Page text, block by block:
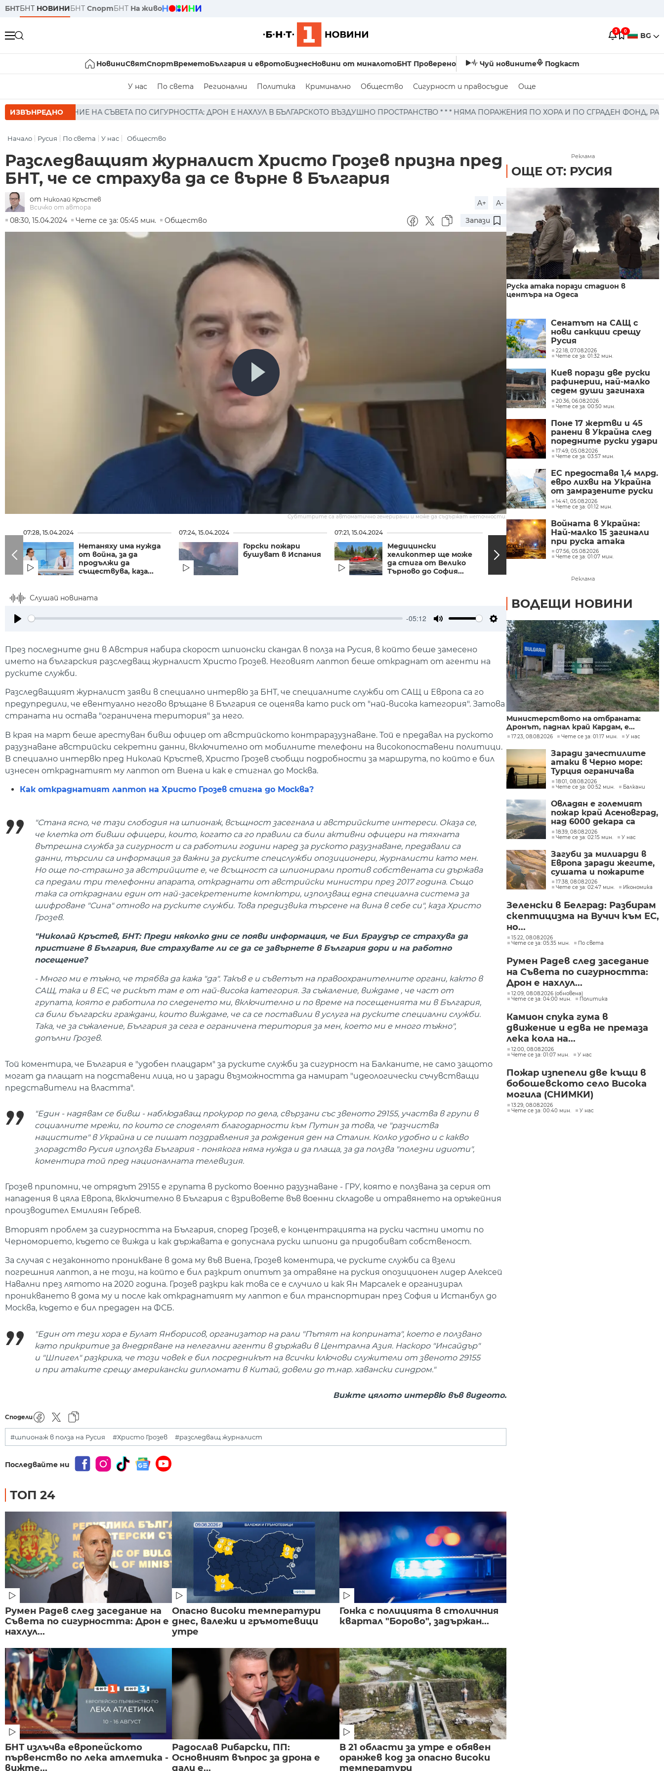
БНТБНТ НОВИНИБНТ СпортБНТ На живо
3 0 BG
НовиниСвятСпортВреметоБългария и евротоБизнесНовини от миналотоБНТ Проверено Чуй новините Подкаст
У нас По света Регионални Политика Криминално Общество Сигурност и правосъдие Още
ИЗВЪНРЕДНО
СЪВЕТА ПО СИГУРНОСТТА: ДРОН Е НАХЛУЛ В БЪЛГАРСКОТО ВЪЗДУШНО ПРОСТРАНСТВО * * * НЯМА ПОРАЖЕНИЯ ПО ХОРА И ПО СГРАДЕН ФОНД, РАЙОНЪТ Е ОТЦЕПЕН,
Начало Русия По света У нас Общество
Разследващият журналист Христо Грозев призна пред
БНТ, че се страхува да се върне в България
от Николай Кръстев
Всичко от автора
A+
A-
08:30, 15.04.2024
Чете се за: 05:45 мин. Общество Запази
Субтитрите са автоматично генерирани и може да съдържат неточности.
07:28, 15.04.2024
Нетаняху има нужда
от война, за да
продължи да
съществува, каза...
07:24, 15.04.2024
Горски пожари
бушуват в Испания
07:21, 15.04.2024
Медицински
хеликоптер ще може
да стига от Велико
Търново до София...
07:12, 15.04.2024
Разказ от първо лице:
Какви са страховете
Слушай новината
-05:12
Settings
През последните дни в Австрия набира скорост шпионски скандал в полза на Русия, в който беше замесено
името на българския разследващ журналист Христо Грозев. Неговият лаптоп беше откраднат от агенти на
руските служби.
Разследващият журналист заяви в специално интервю за БНТ, че специалните служби от САЩ и Европа са го
предупредили, че евентуално негово връщане в България се оценява като риск от "най-висока категория". Затова
страната ни остава "ограничена територия" за него.
В края на март беше арестуван бивш офицер от австрийското контраразузнаване. Той е предавал на руското
разузнаване австрийски секретни данни, включително от мобилните телефони на високопоставени политици.
В специално интервю пред Николай Кръстев, Христо Грозев съобщи подробности за маршрута, по който е бил
изнесен откраднатият му лаптоп от Виена и как е стигнал до Москва.
Как откраднатият лаптоп на Христо Грозев стигна до Москва?
"Стана ясно, че тази слободия на шпионаж, всъщност засегнала и австрийските интереси. Оказа се,
че клетка от бивши офицери, които, когато са го правили са били активни офицери на тяхната
вътрешна служба за сигурност и са работили години наред за руското разузнаване, предавали са
данни, търсили са информация за важни за руските спецслужби опозиционери, журналисти като мен.
Но още по-страшно за австрийците е, че всъщност са шпионирали против собствената си държава
са предали три телефонни апарата, откраднати от австрийски министри през 2017 година. Също
така са откраднали един от най-засекретените компютри, използващ една специална система за
шифроване "Сина" отново на руските служби. Това предизвика търсене на вина в себе си", каза Христо
Грозев.
"Николай Кръстев, БНТ: Преди няколко дни се появи информация, че Бил Браудър се страхува да
пристигне в България, вие страхувате ли се да се завърнете в България дори и на работно
посещение?
- Много ми е тъжно, че трябва да кажа "да". Такъв е и съветът на правоохранителните органи, както в
САЩ, така и в ЕС, че рискът там е от най-висока категория. За съжаление, виждаме , че част от
групата, която е работила по следенето ми, включително и по време на посещенията ми в България,
са били български граждани, които виждаме, че са се поставили в услуга на руските специални служби.
Така, че за съжаление, България за сега е ограничена територия за мен, което ми е много тъжно",
допълни Грозев.
Той коментира, че България е "удобен плацдарм" за руските служби за сигурност на Балканите, не само защото
могат да плащат на подставени лица, но и заради възможността да намират "идеологически съчувстващи
представители на властта".
"Един - надявам се бивш - наблюдаващ прокурор по дела, свързани със звеното 29155, участва в групи в
социалните мрежи, по които се споделят благодарности към Путин за това, че "разчиства
нацистите" в Украйна и се пишат поздравления за рождения ден на Сталин. Колко удобно и с какво
злорадство Русия използва България - понякога няма нужда и да плаща, за да ползва "полезни идиоти",
коментира той пред националната телевизия.
Грозев припомни, че отрядът 29155 е групата в руското военно разузнаване - ГРУ, която е ползвана за серия от
нападения в цяла Европа, включително в България с взривовете във военни складове и отравянето на оръжейния
производител Емилиян Гебрев.
Вторият проблем за сигурността на България, според Грозев, е концентрацията на руски частни имоти по
Черноморието, където се вижда и как държавата е допуснала руски шпиони да придобиват собственост.
За случая с незаконното проникване в дома му във Виена, Грозев коментира, че руските служби са взели
погрешния лаптоп, а не този, на който е бил разкрит опитът за отравяне на руския опозиционен лидер Алексей
Навални през лятото на 2020 година. Грозев разкри как това се е случило и как Ян Марсалек е организирал
проникването в дома му и после как откраднатият му лаптоп е бил транспортиран през София и Истанбул до
Москва, където е бил предаден на ФСБ.
"Един от тези хора е Булат Янборисов, организатор на рали "Пътят на коприната", което е ползвано
като прикритие за внедряване на нелегални агенти в държави в Централна Азия. Наскоро "Инсайдър"
и "Шпигел" разкриха, че този човек е бил посредникът на всички ключови служители от звеното 29155
и при атаките срещу американски дипломати в Китай, довели до т.нар. хавански синдром."
Вижте цялото интервю във видеото.
Сподели
#шпионаж в полза на Русия #Христо Грозев #разследващ журналист
Последвайте ни
ТОП 24
Румен Радев след заседание на
Съвета по сигурността: Дрон е
нахлул...
Опасно високи температури
днес, валежи и гръмотевици
утре
Гонка с полицията в столичния
квартал "Борово", задържан...
БНТ излъчва европейското
първенство по лека атлетика -
вижте...
Радослав Рибарски, ПП:
Основният въпрос за дрона е
дали е...
В 21 области за утре е обявен
оранжев код за опасно високи
температури
Реклама
ОЩЕ ОТ: РУСИЯ
Руска атака порази стадион в
центъра на Одеса
Сенатът на САЩ с
нови санкции срещу
Русия
22:18, 07.08.2026
Чете се за: 01:32 мин.
Киев порази две руски
рафинерии, най-малко
седем души загинаха
при руски удари в
Украйна
20:36, 06.08.2026
Чете се за: 00:50 мин.
Поне 17 жертви и 45
ранени в Украйна след
поредните руски удари
17:49, 05.08.2026
Чете се за: 03:57 мин.
ЕС предоставя 1,4 млрд.
евро лихви на Украйна
от замразените руски
активи
14:41, 05.08.2026
Чете се за: 01:12 мин.
Войната в Украйна:
Най-малко 15 загинали
при руска атака
07:56, 05.08.2026
Чете се за: 01:07 мин.
Реклама
ВОДЕЩИ НОВИНИ
Министерството на отбраната:
Дронът, паднал край Кардам, е...
17:23, 08.08.2026 Чете се за: 01:17 мин. У нас
Заради зачестилите
атаки в Черно море:
Турция ограничава
движението на
търговските кораби
18:01, 08.08.2026
Чете се за: 00:52 мин.
Балкани
Овладян е големият
пожар край Асеновград,
над 6000 декара са
засегнати
18:39, 08.08.2026
Чете се за: 02:15 мин.
У нас
Загуби за милиарди в
Европа заради жегите,
сушата и пожарите
17:38, 08.08.2026
Чете се за: 02:47 мин.
Икономика
Зеленски в Белград: Разбирам
скептицизма на Вучич към ЕС,
но...
15:22, 08.08.2026
Чете се за: 05:35 мин.
По света
Румен Радев след заседание
на Съвета по сигурността:
Дрон е нахлул...
12:09, 08.08.2026 (обновена)
Чете се за: 04:00 мин.
Политика
Камион спука гума в
движение и едва не премаза
лека кола на...
12:00, 08.08.2026
Чете се за: 01:07 мин.
У нас
Пожар изпепели две къщи в
бобошевското село Висока
могила (СНИМКИ)
13:29, 08.08.2026
Чете се за: 00:40 мин.
У нас